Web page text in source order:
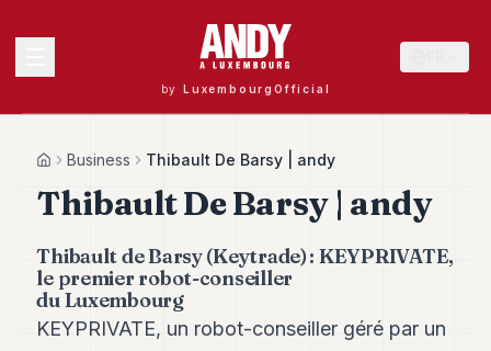
by LuxembourgOfficial
40
Andy
39
Andy
HomeBusiness Thibault De Barsy | andy
Thibault De Barsy | andy
Thibault de Barsy (Keytrade) : KEYPRIVATE,
le premier robot-conseiller
du Luxembourg
KEYPRIVATE, un robot-conseiller géré par un